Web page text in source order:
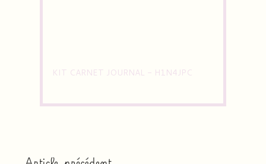
KIT CARNET JOURNAL - H1N4JPC